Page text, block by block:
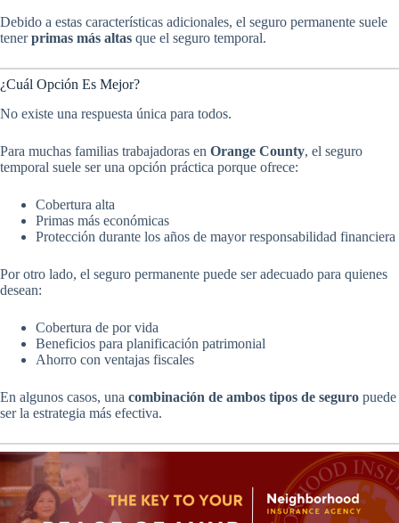
Debido a estas características adicionales, el seguro permanente suele
tenerprimas más altas que el seguro temporal.
¿Cuál Opción Es Mejor?
No existe una respuesta única para todos.
Para muchas familias trabajadoras en Orange County, el seguro
temporal suele ser una opción práctica porque ofrece:
Cobertura alta
Primas más económicas
Protección durante los años de mayor responsabilidad financiera
Por otro lado, el seguro permanente puede ser adecuado para quienes
desean:
Cobertura de por vida
Beneficios para planificación patrimonial
Ahorro con ventajas fiscales
En algunos casos, una combinación de ambos tipos de seguro puede
ser la estrategia más efectiva.